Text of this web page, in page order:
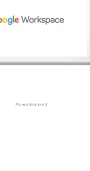
Advertisement